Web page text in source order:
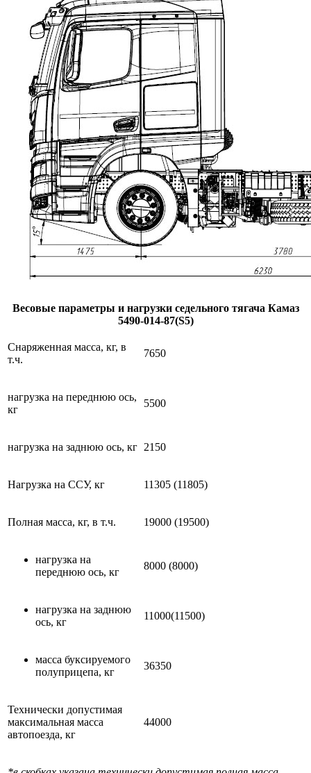
Весовые параметры и нагрузки седельного тягача Камаз
5490-014-87(S5)
Снаряженная масса, кг, в
т.ч.
7650
нагрузка на переднюю ось,
кг
5500
нагрузка на заднюю ось, кг 2150
Нагрузка на ССУ, кг 11305 (11805)
Полная масса, кг, в т.ч. 19000 (19500)
нагрузка на
переднюю ось, кг
8000 (8000)
нагрузка на заднюю
ось, кг
11000(11500)
масса буксируемого
полуприцепа, кг
36350
Технически допустимая
максимальная масса
автопоезда, кг
44000